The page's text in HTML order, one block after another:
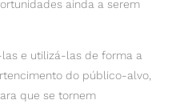
ainda a serem
e utilizá-las de forma a
do público-alvo,
que se tornem